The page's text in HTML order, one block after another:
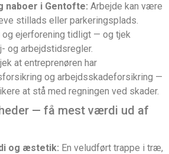
naboer i Gentofte: Arbejde kan være
stillads eller parkeringsplads.
og ejerforening tidligt — og tjek
og arbejdstidsregler.
at entreprenøren har
og arbejdsskadeforsikring —
at stå med regningen ved skader.
— få mest værdi ud af
og æstetik: En veludført trappe i træ,